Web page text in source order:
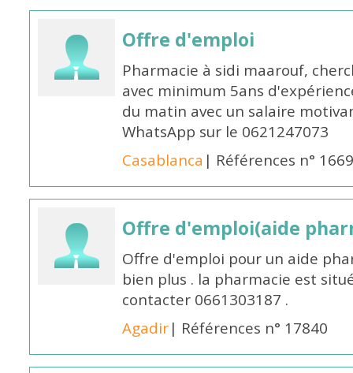
Offre d'emploi
Pharmacie à sidi maarouf,
avec minimum 5ans
du matin avec un salaire
WhatsApp sur le 0621247073
Casablanca | Références n°
Offre d'emploi(aide
Offre d'emploi pour un aide
bien plus . la pharmacie est
contacter 0661303187 .
Agadir| Références n° 17840